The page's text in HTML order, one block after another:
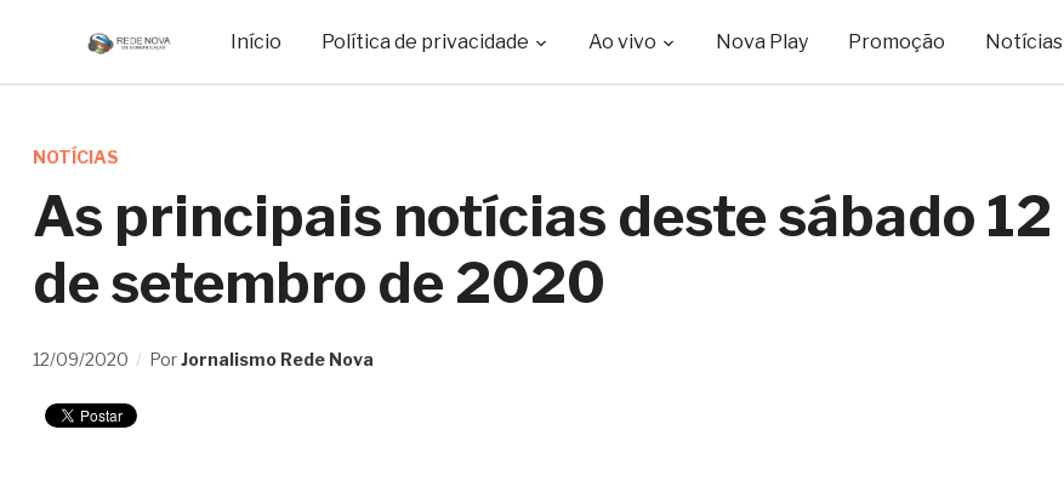
Início Política de privacidade Ao vivo Nova Play Promoção Notícias
NOTÍCIAS
As principais notícias deste sábado 12
de setembro de 2020
12/09/2020 PorJornalismo Rede Nova